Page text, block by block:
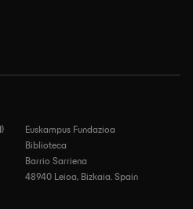
)
Euskampus Fundazioa
Biblioteca
Barrio Sarriena
48940 Leioa, Bizkaia. Spain